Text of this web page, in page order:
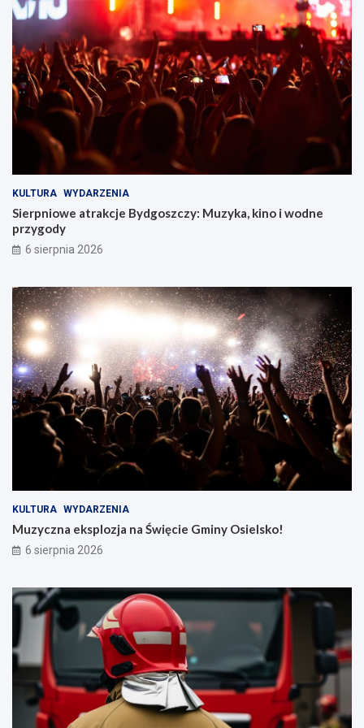
z
c
z
y
!
KULTURA WYDARZENIA
Sierpniowe atrakcje Bydgoszczy: Muzyka, kino i wodne
przygody
6 sierpnia 2026
KULTURA WYDARZENIA
Muzyczna eksplozja na Święcie Gminy Osielsko!
6 sierpnia 2026